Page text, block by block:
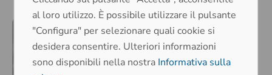
al loro utilizzo. È possibile utilizzare il pulsante
"Configura" per selezionare quali cookie si
desidera consentire. Ulteriori informazioni
sono disponibili nella nostra Informativa sulla